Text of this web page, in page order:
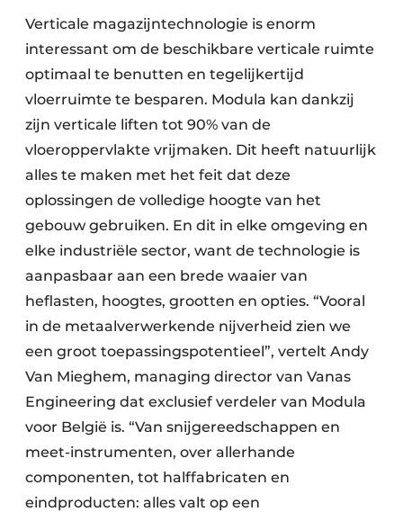
Verticale magazijntechnologie is enorm
interessant om de beschikbare verticale ruimte
optimaal te benutten en tegelijkertijd
vloerruimte te besparen. Modula kan dankzij
zijn verticale liften tot 90% van de
vloeroppervlakte vrijmaken. Dit heeft natuurlijk
alles te maken met het feit dat deze
oplossingen de volledige hoogte van het
gebouw gebruiken. En dit in elke omgeving en
elke industriële sector, want de technologie is
aanpasbaar aan een brede waaier van
heflasten, hoogtes, grootten en opties. “Vooral
in de metaalverwerkende nijverheid zien we
een groot toepassingspotentieel”, vertelt Andy
Van Mieghem, managing director van Vanas
Engineering dat exclusief verdeler van Modula
voor België is. “Van snijgereedschappen en
meet-instrumenten, over allerhande
componenten, tot halffabricaten en
eindproducten: alles valt op een